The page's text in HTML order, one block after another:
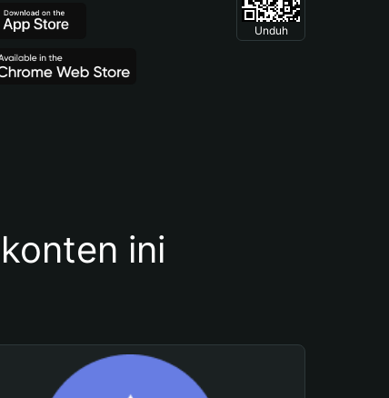
Unduh
ini